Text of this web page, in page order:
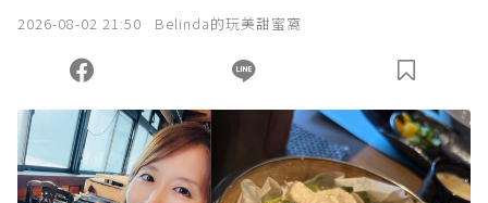
2026-08-02 21:50 Belinda的玩美甜蜜窩